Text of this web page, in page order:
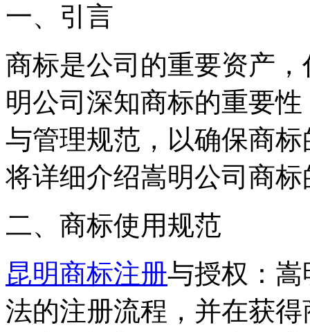
一、引言
商标是公司的重要资产
明公司深知商标的重要
与管理规范，以确保商
将详细介绍嵩明公司商
二、商标使用规范
昆明商标注册与授权：
法的注册流程，并在获